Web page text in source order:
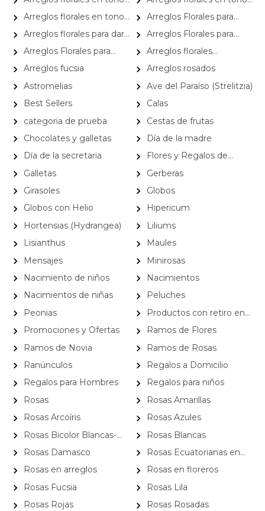
lila
naranja
Arreglos florales en tono
verde
Arreglos Florales para
Aniversario
Arreglos florales para dar
agradecimiento
Arreglos Florales para
Defunciones
Arreglos Florales para
Eventos
Arreglos florales
románticos
Arreglos fucsia
Arreglos rosados
Astromelias
Ave del Paraíso (Strelitzia)
Best Sellers
Calas
categoria de prueba
Cestas de frutas
Chocolates y galletas
Día de la madre
Día de la secretaria
Flores y Regalos de
Navidad
Galletas
Gerberas
Girasoles
Globos
Globos con Helio
Hipericum
Hortensias (Hydrangea)
Liliums
Lisianthus
Maules
Mensajes
Minirosas
Nacimiento de niños
Nacimientos
Nacimientos de niñas
Peluches
Peonias
Productos con retiro en
Nuestra Florería
Promociones y Ofertas
Ramos de Flores
Ramos de Novia
Ramos de Rosas
Ranúnculos
Regalos a Domicilio
Regalos para Hombres
Regalos para niños
Rosas
Rosas Amarillas
Rosas Arcoíris
Rosas Azules
Rosas Bicolor Blancas-
Rojas
Rosas Blancas
Rosas Damasco
Rosas Ecuatorianas en
Caja
Rosas en arreglos
Rosas en floreros
Rosas Fucsia
Rosas Lila
Rosas Rojas
Rosas Rosadas